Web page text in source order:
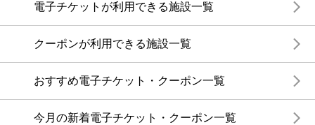
電子チケットが利用できる施設一覧
クーポンが利用できる施設一覧
おすすめ電子チケット・クーポン一覧
今月の新着電子チケット・クーポン一覧